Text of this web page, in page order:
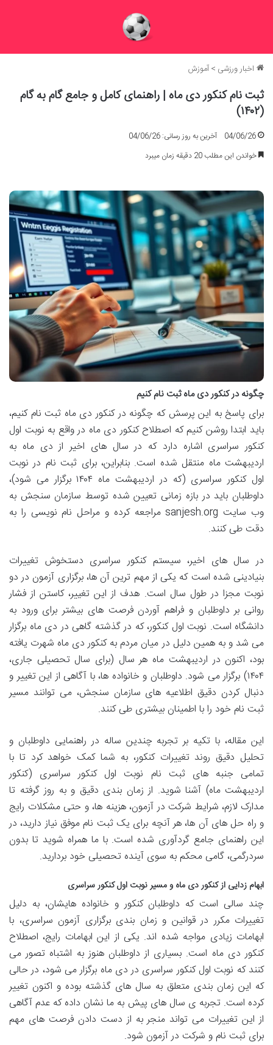
اخبار ورزشی >آموزش
ثبت نام کنکور دی ماه | راهنمای کامل و جامع گام به گام
(۱۴۰۲)
04/06/26
آخرین به روز رسانی: 04/06/26
خواندن این مطلب 20 دقیقه زمان میبرد
چگونه در کنکور دی ماه ثبت نام کنیم
برای پاسخ به این پرسش که چگونه در کنکور دی ماه ثبت نام کنیم،
باید ابتدا روشن کنیم که اصطلاح کنکور دی ماه در واقع به نوبت اول
کنکور سراسری اشاره دارد که در سال های اخیر از دی ماه به
اردیبهشت ماه منتقل شده است. بنابراین، برای ثبت نام در نوبت
اول کنکور سراسری (که در اردیبهشت ماه ۱۴۰۴ برگزار می شود)،
داوطلبان باید در بازه زمانی تعیین شده توسط سازمان سنجش به
وب سایت sanjesh.org مراجعه کرده و مراحل نام نویسی را به
دقت طی کنند.
در سال های اخیر، سیستم کنکور سراسری دستخوش تغییرات
بنیادینی شده است که یکی از مهم ترین آن ها، برگزاری آزمون در دو
نوبت مجزا در طول سال است. هدف از این تغییر، کاستن از فشار
روانی بر داوطلبان و فراهم آوردن فرصت های بیشتر برای ورود به
دانشگاه است. نوبت اول کنکور، که در گذشته گاهی در دی ماه برگزار
می شد و به همین دلیل در میان مردم به کنکور دی ماه شهرت یافته
بود، اکنون در اردیبهشت ماه هر سال (برای سال تحصیلی جاری،
۱۴۰۴) برگزار می شود. داوطلبان و خانواده ها، با آگاهی از این تغییر و
دنبال کردن دقیق اطلاعیه های سازمان سنجش، می توانند مسیر
ثبت نام خود را با اطمینان بیشتری طی کنند.
این مقاله، با تکیه بر تجربه چندین ساله در راهنمایی داوطلبان و
تحلیل دقیق روند تغییرات کنکور، به شما کمک خواهد کرد تا با
تمامی جنبه های ثبت نام نوبت اول کنکور سراسری (کنکور
اردیبهشت ماه) آشنا شوید. از زمان بندی دقیق و به روز گرفته تا
مدارک لازم، شرایط شرکت در آزمون، هزینه ها، و حتی مشکلات رایج
و راه حل های آن ها، هر آنچه برای یک ثبت نام موفق نیاز دارید، در
این راهنمای جامع گردآوری شده است. با ما همراه شوید تا بدون
سردرگمی، گامی محکم به سوی آینده تحصیلی خود بردارید.
ابهام زدایی از کنکور دی ماه و مسیر نوبت اول کنکور سراسری
چند سالی است که داوطلبان کنکور و خانواده هایشان، به دلیل
تغییرات مکرر در قوانین و زمان بندی برگزاری آزمون سراسری، با
ابهامات زیادی مواجه شده اند. یکی از این ابهامات رایج، اصطلاح
کنکور دی ماه است. بسیاری از داوطلبان هنوز به اشتباه تصور می
کنند که نوبت اول کنکور سراسری در دی ماه برگزار می شود، در حالی
که این زمان بندی متعلق به سال های گذشته بوده و اکنون تغییر
کرده است. تجربه ی سال های پیش به ما نشان داده که عدم آگاهی
از این تغییرات می تواند منجر به از دست دادن فرصت های مهم
برای ثبت نام و شرکت در آزمون شود.